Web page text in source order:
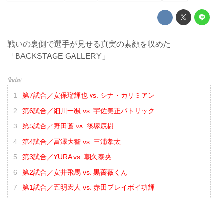
戦いの裏側で選手が見せる真実の素顔を収めた
「BACKSTAGE GALLERY」
第7試合／安保瑠輝也 vs. シナ・カリミアン
第6試合／細川一颯 vs. 宇佐美正パトリック
第5試合／野田蒼 vs. 篠塚辰樹
第4試合／冨澤大智 vs. 三浦孝太
第3試合／YURA vs. 朝久泰央
第2試合／安井飛馬 vs. 黒薔薇くん
第1試合／五明宏人 vs. 赤田プレイボイ功輝